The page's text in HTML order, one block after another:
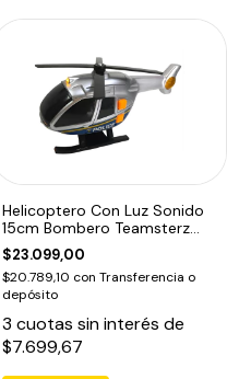
Helicoptero Con Luz Sonido
15cm Bombero Teamsterz
14081 Edu
$23.099,00
$20.789,10 con Transferencia o
depósito
3 cuotas sin interés de
$7.699,67